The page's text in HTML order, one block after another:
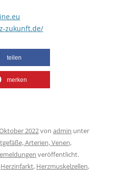
zukunft.de/
teilen
merken
2022von admin unter
Arterien, Venen,
veröffentlicht.
Herzinfarkt, Herzmuskelzellen,